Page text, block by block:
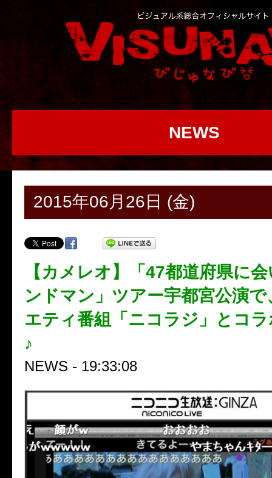
NEWS
2015年06月26日 (金)
【カメレオ】「47都道府県に
ンドマン」ツアー宇都宮公演
エティ番組「ニコラジ」とコ
♪
NEWS - 19:33:08